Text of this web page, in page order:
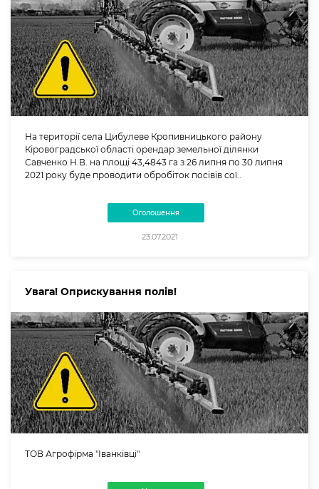
На території села Цибулеве Кропивницького району
Кіровоградської області орендар земельної ділянки
Савченко Н.В. на площі 43,4843 га з 26 липня по 30 липня
2021 року буде проводити обробіток посівів сої..
Оголошення
23.07.2021
Увага! Оприскування полів!
ТОВ Агрофірма "Іванківці"